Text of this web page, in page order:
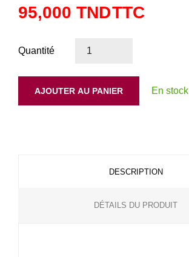
95,000 TNDTTC
Quantité
AJOUTER AU PANIER En stock
DESCRIPTION
DÉTAILS DU PRODUIT